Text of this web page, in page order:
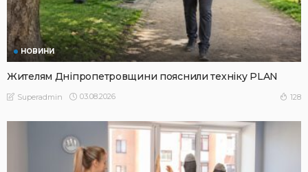
НОВИНИ
Жителям Дніпропетровщини пояснили техніку PLAN
Superadmin 03.08.2026 128